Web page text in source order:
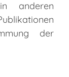
anderen
der